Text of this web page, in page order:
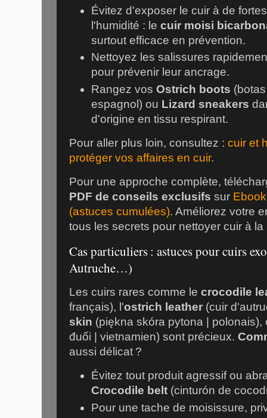
Évitez d'exposer le cuir à de
l'humidité : lecuir moisi
surtout efficace en prévention.
Nettoyez les salissures
pour prévenir leur ancrage.
Rangez vosOstrich boots
espagnol) ou Lizard sneakers
d'origine en tissu respirant.
Pour aller plus loin, consultez : cuir et
protéger vos affaires en cuir.
Pour une approche complète,
PDF de conseils exclusifs sur
(astuces cumulées). Améliorez votre
tous les secrets pour nettoyer cuir à la
Cas particuliers : astuces pour cuirs
Autruche…)
Les cuirs rares comme le crocodile
français), l'ostrich leather (cuir
skin (piękna skóra pytona |
đuối | vietnamien) sont précieux.
aussi délicat ?
Évitez tout produit agressif ou
Crocodile belt (cinturón de
Pour une tache de moisissure,